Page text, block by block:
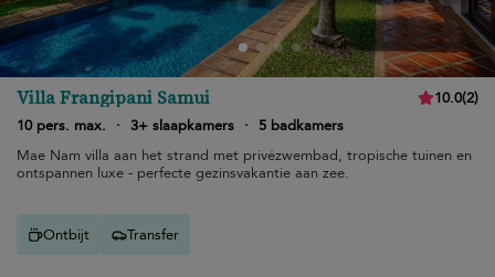
Villa Frangipani Samui 10.0(2)
10 pers. max.
· 3+ slaapkamers ·
5 badkamers
Mae Nam villa aan het strand met privézwembad, tropische tuinen en
ontspannen luxe - perfecte gezinsvakantie aan zee.
Ontbijt Transfer